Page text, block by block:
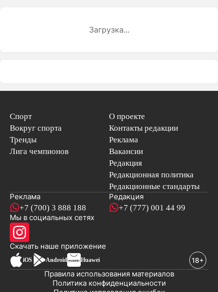
Загрузка...
Спорт
Вокруг спорта
Тренды
Лига чемпионов
О проекте
Контакты редакции
Реклама
Вакансии
Редакция
Редакционная политика
Редакционные стандарты
Реклама
+7 (700) 3 888 188
Редакция
+7 (777) 001 44 99
Мы в социальных сетях
Скачать наше приложениеновостей
iOS Android Huawei
Политика конфиденциальности
Правила использования материалов